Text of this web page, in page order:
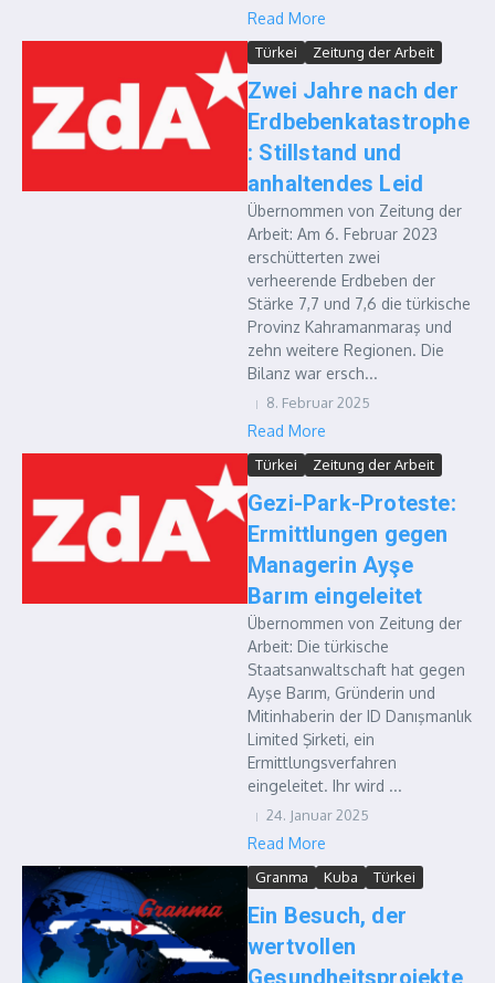
Read More
Türkei Zeitung der Arbeit
Zwei Jahre nach der
Erdbebenkatastrophe
: Stillstand und
anhaltendes Leid
Übernommen von Zeitung der
Arbeit: Am 6. Februar 2023
erschütterten zwei
verheerende Erdbeben der
Stärke 7,7 und 7,6 die türkische
Provinz Kahramanmaraş und
zehn weitere Regionen. Die
Bilanz war ersch...
8. Februar 2025
Read More
Türkei Zeitung der Arbeit
Gezi-Park-Proteste:
Ermittlungen gegen
Managerin Ayşe
Barım eingeleitet
Übernommen von Zeitung der
Arbeit: Die türkische
Staatsanwaltschaft hat gegen
Ayşe Barım, Gründerin und
Mitinhaberin der ID Danışmanlık
Limited Şirketi, ein
Ermittlungsverfahren
eingeleitet. Ihr wird ...
24. Januar 2025
Read More
Granma Kuba Türkei
Ein Besuch, der
wertvollen
Gesundheitsprojekte